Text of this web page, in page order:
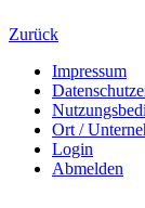
Zurück
Impressum
Ort /
Login
Abmelden